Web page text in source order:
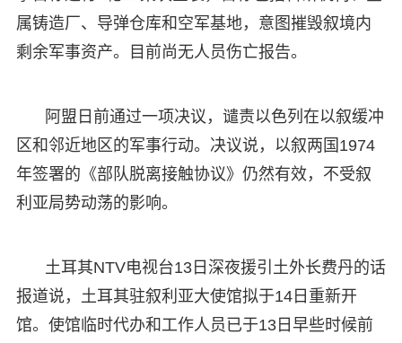
属铸造厂、导弹仓库和空军基地，意图摧毁叙境内
剩余军事资产。目前尚无人员伤亡报告。
阿盟日前通过一项决议，谴责以色列在以叙缓冲
区和邻近地区的军事行动。决议说，以叙两国1974
年签署的《部队脱离接触协议》仍然有效，不受叙
利亚局势动荡的影响。
土耳其NTV电视台13日深夜援引土外长费丹的话
报道说，土耳其驻叙利亚大使馆拟于14日重新开
馆。使馆临时代办和工作人员已于13日早些时候前